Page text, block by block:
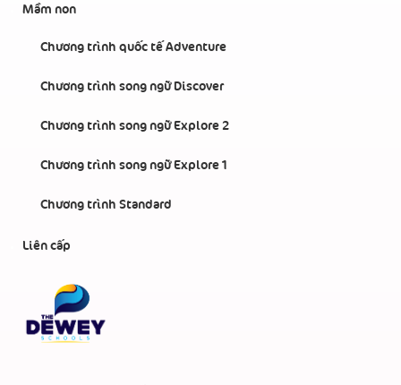
Mầm non
Chương trình quốc tế Adventure
Chương trình song ngữ Discover
Chương trình song ngữ Explore 2
Chương trình song ngữ Explore 1
Chương trình Standard
Liên cấp